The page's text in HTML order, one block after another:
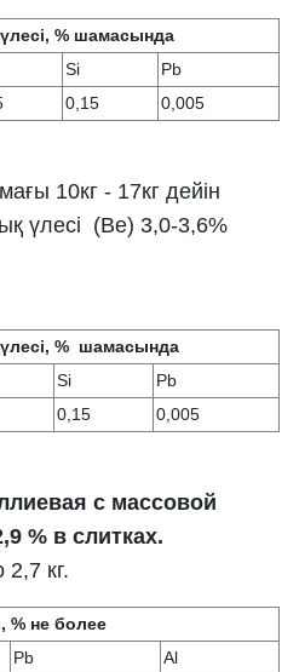
% шамасында
Si
Pb
0,15 0,005
10кг - 17кг дейін
үлесі (Be) 3,0-3,6%
% шамасында
Si
Pb
0,15 0,005
с массовой
% в слитках.
кг.
% не более
Pb
Al